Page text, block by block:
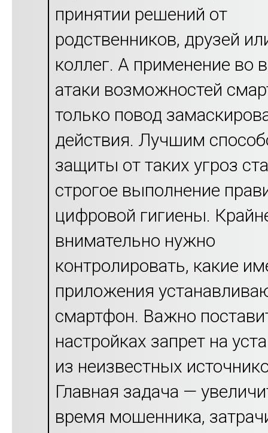
принятии решений от
родственников, друзей
коллег. А применение во
атаки возможностей
только повод
действия. Лучшим
защиты от таких угроз
строгое выполнение
цифровой гигиены.
внимательно нужно
контролировать, какие
приложения
смартфон. Важно
настройках запрет на
из неизвестных
Главная задача —
время мошенника,